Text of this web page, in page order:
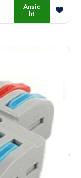
Ansic
ht